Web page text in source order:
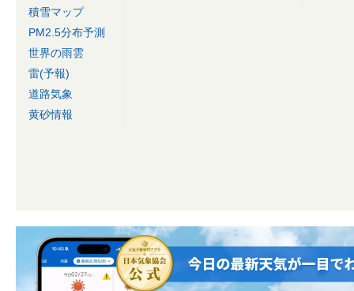
積雪マップ
PM2.5分布予測
世界の雨雲
雷(予報)
道路気象
黄砂情報